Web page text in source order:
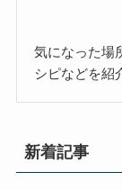
気になった場
シピなどを紹
新着記事